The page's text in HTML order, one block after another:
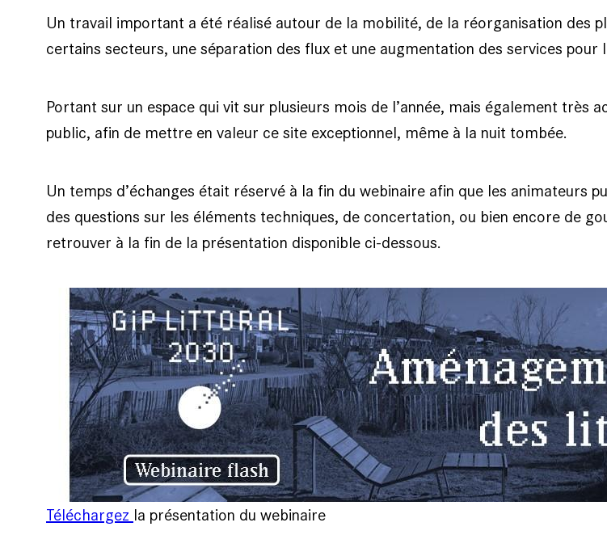
Un travail important a été réalisé autour de la mobilité, de la réorganisation des
certains secteurs, une séparation des flux et une augmentation des services pour
Portant sur un espace qui vit sur plusieurs mois de l’année, mais également
public, afin de mettre en valeur ce site exceptionnel, même à la nuit tombée.
Un temps d’échanges était réservé à la fin du webinaire afin que les animateurs
des questions sur les éléments techniques, de concertation, ou bien encore de
retrouver à la fin de la présentation disponible ci-dessous.
Téléchargez la présentation du webinaire